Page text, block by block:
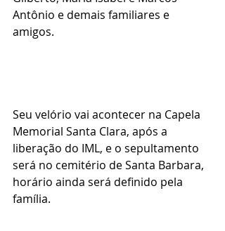
Antônio e demais familiares e
amigos.
Seu velório vai acontecer na Capela
Memorial Santa Clara, após a
liberação do IML, e o sepultamento
será no cemitério de Santa Barbara,
horário ainda será definido pela
família.